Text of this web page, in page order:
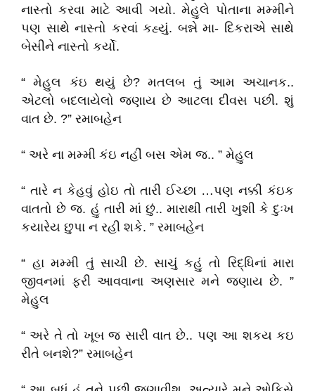
નાસ્તો કરવા માટે આવી ગયો. મેહુલે પોતાના મમ્મીને
પણ સાથે નાસ્તો કરવાં કહ્યું. બન્ને મા- દિકરાએ સાથે
બેસીને નાસ્તો કર્યો.
“ મેહુલ કંઇ થયું છે? મતલબ તું આમ અચાનક..
એટલો બદલાયેલો જણાય છે આટલા દીવસ પછી. શું
વાત છે. ?” રમાબહેન
“ અરે ના મમ્મી કંઇ નહીં બસ એમ જ.. ” મેહુલ
“ તારે ન કેહવું હોઇ તો તારી ઈચ્છા …પણ નક્કી કંઇક
વાતતો છે જ. હું તારી માં છું.. મારાથી તારી ખુશી કે દુઃખ
કયારેય છુપા ન રહી શકે. ” રમાબહેન
“ હા મમ્મી તું સાચી છે. સાચું કહું તો રિદ્ધિનાં મારા
જીવનમાં ફરી આવવાના અણસાર મને જણાય છે. ”
મેહુલ
“ અરે તે તો ખૂબ જ સારી વાત છે.. પણ આ શકય કઇ
રીતે બનશે?” રમાબહેન